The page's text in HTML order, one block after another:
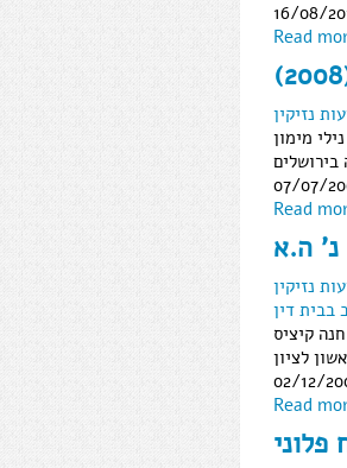
16/08/
Read
נזיקין
נילי מימון
07/07/
Read
נזיקין
בבית דין
חנה קיציס
לציון
02/12/
Read